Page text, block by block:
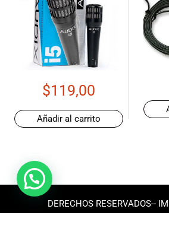
$119,00
Añadir al carrito
DERECHOS RESERVADOS--